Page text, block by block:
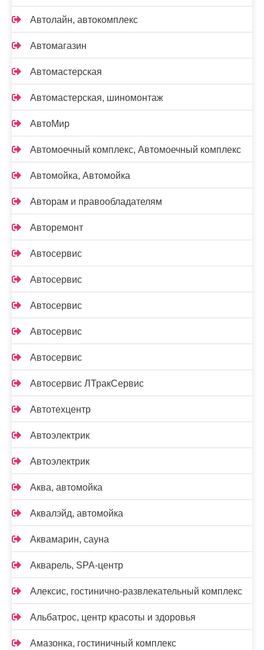
Автолайн, автокомплекс
Автомагазин
Автомастерская
Автомастерская, шиномонтаж
АвтоМир
Автомоечный комплекс, Автомоечный комплекс
Автомойка, Автомойка
Авторам и правообладателям
Авторемонт
Автосервис
Автосервис
Автосервис
Автосервис
Автосервис
Автосервис ЛТракСервис
Автотехцентр
Автоэлектрик
Автоэлектрик
Аква, автомойка
Аквалэйд, автомойка
Аквамарин, сауна
Акварель, SPA-центр
Алексис, гостинично-развлекательный комплекс
Альбатрос, центр красоты и здоровья
Амазонка, гостиничный комплекс